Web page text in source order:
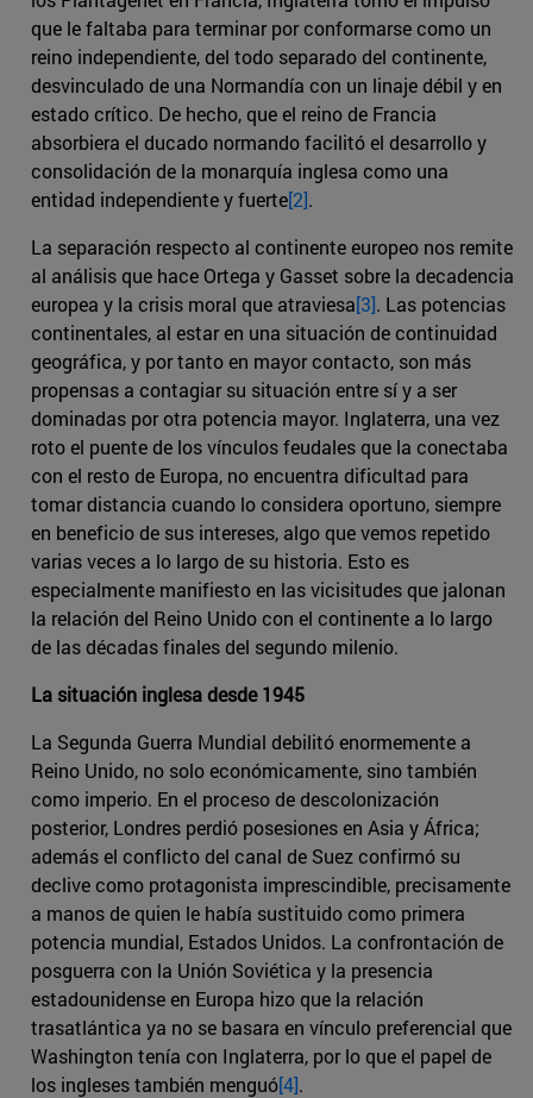
que le faltaba para terminar por conformarse como un
reino independiente, del todo separado del continente,
desvinculado de una Normandía con un linaje débil y en
estado crítico. De hecho, que el reino de Francia
absorbiera el ducado normando facilitó el desarrollo y
consolidación de la monarquía inglesa como una
entidad independiente y fuerte[2].
La separación respecto al continente europeo nos remite
al análisis que hace Ortega y Gasset sobre la decadencia
europea y la crisis moral que atraviesa[3]. Las potencias
continentales, al estar en una situación de continuidad
geográfica, y por tanto en mayor contacto, son más
propensas a contagiar su situación entre sí y a ser
dominadas por otra potencia mayor. Inglaterra, una vez
roto el puente de los vínculos feudales que la conectaba
con el resto de Europa, no encuentra dificultad para
tomar distancia cuando lo considera oportuno, siempre
en beneficio de sus intereses, algo que vemos repetido
varias veces a lo largo de su historia. Esto es
especialmente manifiesto en las vicisitudes que jalonan
la relación del Reino Unido con el continente a lo largo
de las décadas finales del segundo milenio.
La situación inglesa desde 1945
La Segunda Guerra Mundial debilitó enormemente a
Reino Unido, no solo económicamente, sino también
como imperio. En el proceso de descolonización
posterior, Londres perdió posesiones en Asia y África;
además el conflicto del canal de Suez confirmó su
declive como protagonista imprescindible, precisamente
a manos de quien le había sustituido como primera
potencia mundial, Estados Unidos. La confrontación de
posguerra con la Unión Soviética y la presencia
estadounidense en Europa hizo que la relación
trasatlántica ya no se basara en vínculo preferencial que
Washington tenía con Inglaterra, por lo que el papel de
los ingleses también menguó[4].